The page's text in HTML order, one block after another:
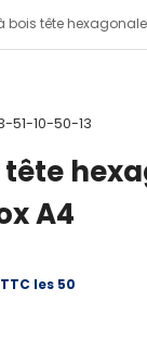
bois tête
51-10-50-13
A4
TTC les 50